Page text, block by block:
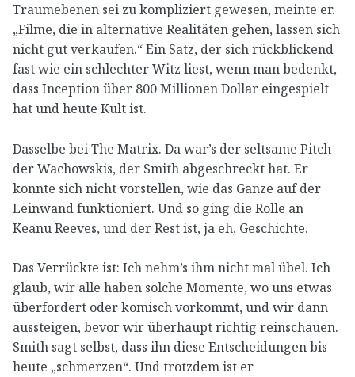
Traumebenen sei zu kompliziert gewesen, meinte er.
„Filme, die in alternative Realitäten gehen, lassen sich
nicht gut verkaufen.“ Ein Satz, der sich rückblickend
fast wie ein schlechter Witz liest, wenn man bedenkt,
dass Inception über 800 Millionen Dollar eingespielt
hat und heute Kult ist.
Dasselbe bei The Matrix. Da war’s der seltsame Pitch
der Wachowskis, der Smith abgeschreckt hat. Er
konnte sich nicht vorstellen, wie das Ganze auf der
Leinwand funktioniert. Und so ging die Rolle an
Keanu Reeves, und der Rest ist, ja eh, Geschichte.
Das Verrückte ist: Ich nehm’s ihm nicht mal übel. Ich
glaub, wir alle haben solche Momente, wo uns etwas
überfordert oder komisch vorkommt, und wir dann
aussteigen, bevor wir überhaupt richtig reinschauen.
Smith sagt selbst, dass ihn diese Entscheidungen bis
heute „schmerzen“. Und trotzdem ist er